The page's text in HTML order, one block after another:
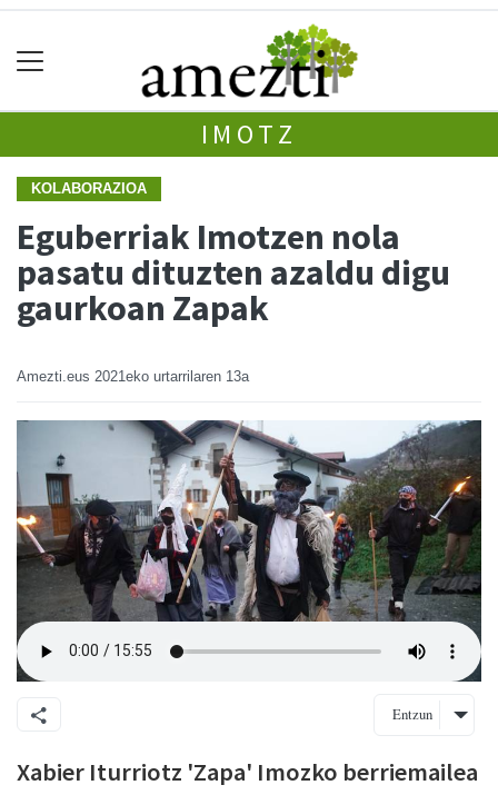
IMOTZ
KOLABORAZIOA
Eguberriak Imotzen nola
pasatu dituzten azaldu digu
gaurkoan Zapak
Amezti.eus 2021eko urtarrilaren 13a
Entzun
Xabier Iturriotz 'Zapa' Imozko berriemailea